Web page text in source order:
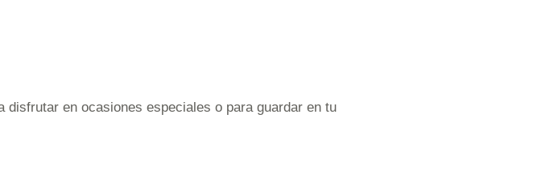
en ocasiones especiales o para guardar en tu